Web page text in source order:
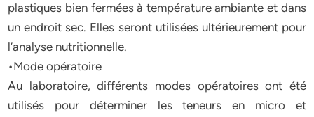
plastiques bien fermées à température ambiante et dans
un endroit sec. Elles seront utilisées ultérieurement pour
l’analyse nutritionnelle.
•Mode opératoire
Au laboratoire, différents modes opératoires ont été
utilisés pour déterminer les teneurs en micro et